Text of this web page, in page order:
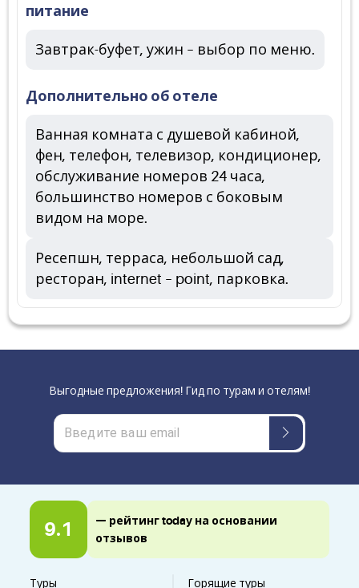
питание
Завтрак-буфет, ужин – выбор по меню.
Дополнительно об отеле
Ванная комната с душевой кабиной,
фен, телефон, телевизор, кондиционер,
обслуживание номеров 24 часа,
большинство номеров с боковым
видом на море.
Ресепшн, терраса, небольшой сад,
ресторан, internet – point, парковка.
9.1
— рейтинг today на основании
отзывов
Туры Горящие туры
Выгодные предложения! Гид по турам и отелям!